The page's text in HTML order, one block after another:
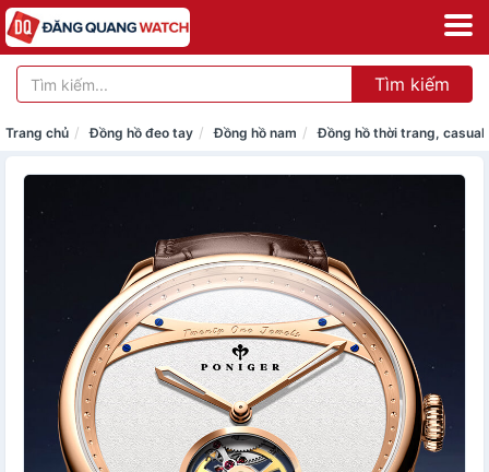
Tìm kiếm
Trang chủ Đồng hồ đeo tay Đồng hồ nam Đồng hồ thời trang, casual